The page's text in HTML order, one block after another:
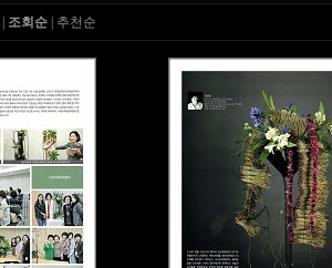
조회순 추천순